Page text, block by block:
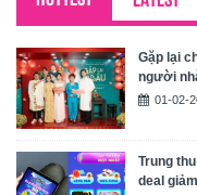
Gặp lại
người
01-02-
Trung
deal